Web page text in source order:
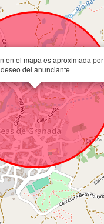
en el mapa es aproximada por
deseo del anunciante